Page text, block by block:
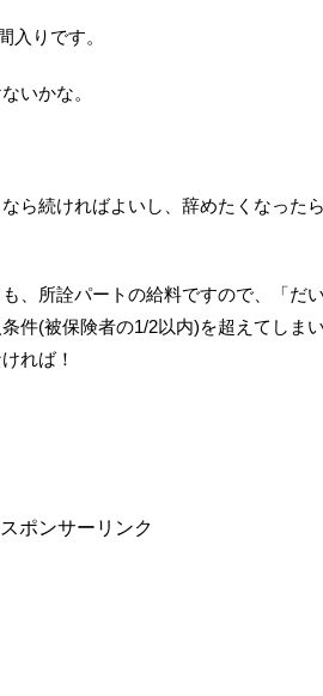
入りです。
いかな。
ら続ければよいし、辞めたくなった
、所詮パートの給料ですので、「だ
件(被保険者の1/2以内)を超えてしま
ければ！
スポンサーリンク